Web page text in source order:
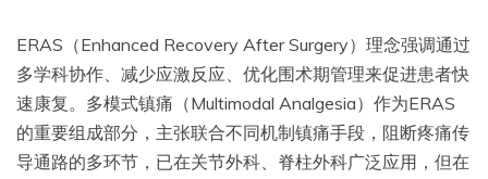
ERAS（Enhanced Recovery After Surgery）理念强调通过
多学科协作、减少应激反应、优化围术期管理来促进患者快
速康复。多模式镇痛（Multimodal Analgesia）作为ERAS
的重要组成部分，主张联合不同机制镇痛手段，阻断疼痛传
导通路的多环节，已在关节外科、脊柱外科广泛应用，但在